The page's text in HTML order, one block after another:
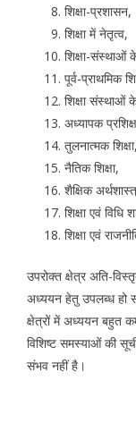
शिक्षा-प्रशासन,
शिक्षा में नेतृत्व,
शिक्षा-संस्थाओं
पूर्व-प्राथमिक
शिक्षा संस्थाओं
अध्यापक
तुलनात्मक शिक्षा,
नैतिक शिक्षा,
शैक्षिक
शिक्षा एवं विधि
शिक्षा एवं
उपरोक्त क्षेत्र अति-
अध्ययन हेतु उपलब्ध हो
क्षेत्रों में अध्ययन बहुत
विशिष्ट समस्याओं की
संभव नहीं है।